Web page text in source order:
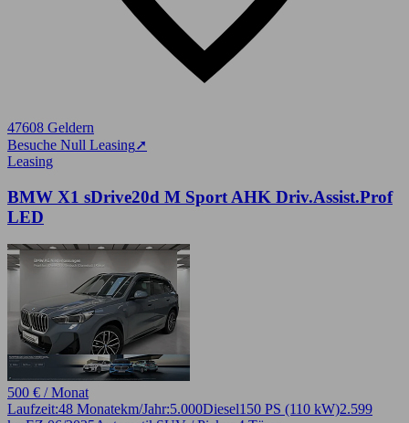
47608 Geldern
Besuche Null Leasing➚
Leasing
BMW X1 sDrive20d M Sport AHK Driv.Assist.Prof
LED
500 € / Monat
Laufzeit:48 Monatekm/Jahr:5.000Diesel150 PS (110 kW)2.599